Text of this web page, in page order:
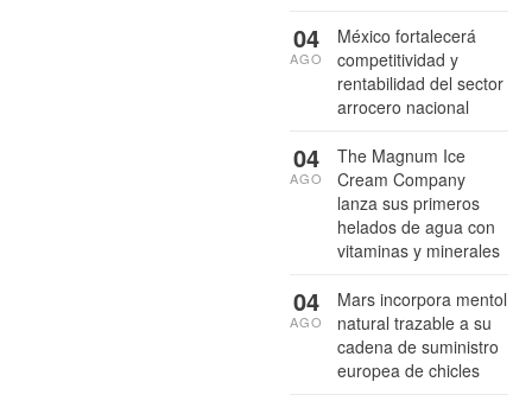
México fortalecerá
competitividad y
rentabilidad del sector
arrocero nacional
04
AGO
The Magnum Ice
Cream Company
lanza sus primeros
helados de agua con
vitaminas y minerales
04
AGO
Mars incorpora mentol
natural trazable a su
cadena de suministro
europea de chicles
04
AGO